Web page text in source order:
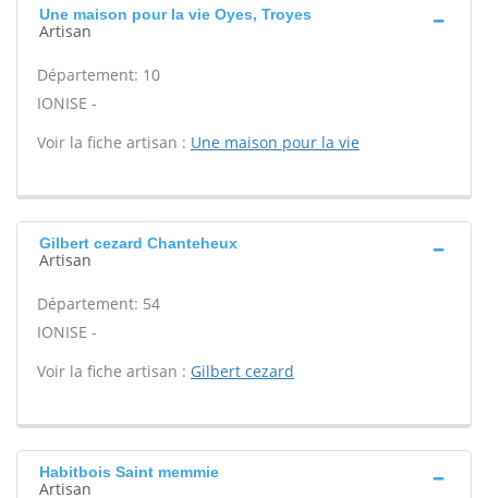
Une maison pour la vie Oyes, Troyes
Artisan
Département: 10
IONISE -
Voir la fiche artisan : Une maison pour la vie
Gilbert cezard Chanteheux
Artisan
Département: 54
IONISE -
Voir la fiche artisan : Gilbert cezard
Habitbois Saint memmie
Artisan